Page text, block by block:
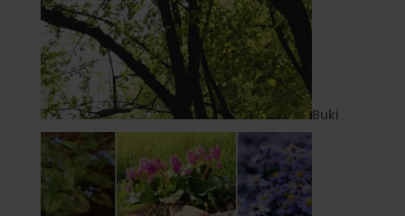
Buki